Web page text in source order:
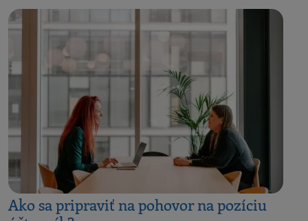
Ako sa pripraviť na pohovor na pozíciu